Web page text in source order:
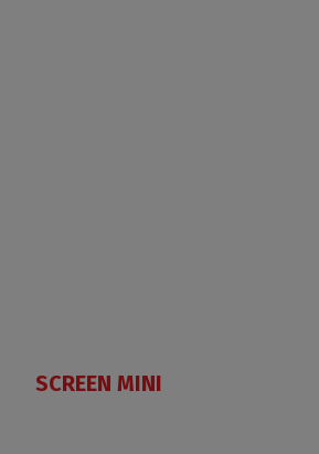
SCREEN MINI